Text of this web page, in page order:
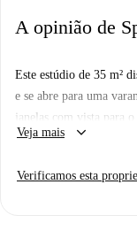
A opinião de
Este estúdio de 35 m²
e se abre para uma
janelas com vista para
área do quarto está
sofá, bem como uma
Veja mais keyboard_arrow_down
Verificamos esta